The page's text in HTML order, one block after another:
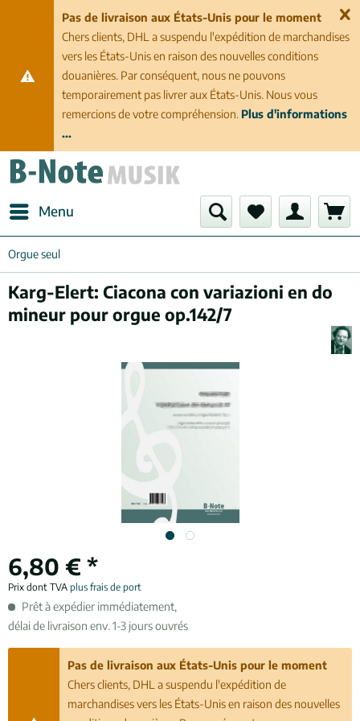
Pas de livraison aux États-Unis pour le moment
Chers clients, DHL a suspendu l'expédition de marchandises
vers les États-Unis en raison des nouvelles conditions
douanières. Par conséquent, nous ne pouvons
temporairement pas livrer aux États-Unis. Nous vous
remercions de votre compréhension. Plus d'informations
...
Menu
Orgue seul
Karg-Elert: Ciacona con variazioni en do
mineur pour orgue op.142/7
6,80 € *
Prix dont TVA plus frais de port
Prêt à expédier immédiatement,
délai de livraison env. 1-3 jours ouvrés
Pas de livraison aux États-Unis pour le moment
Chers clients, DHL a suspendu l'expédition de
marchandises vers les États-Unis en raison des nouvelles